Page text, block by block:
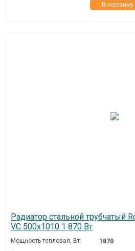
В корзину
Радиатор стальной трубчатый
VC 500x1010 1 870 Вт
Мощность тепловая, Вт:
1870